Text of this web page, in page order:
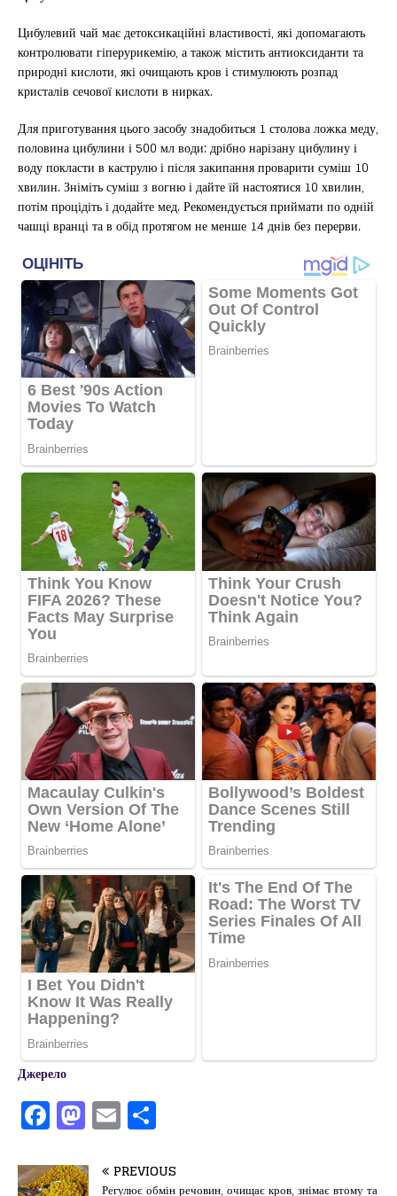
Цибулевий чай має детоксикаційні властивості, які допомагають
контролювати гіперурикемію, а також містить антиоксиданти та
природні кислоти, які очищають кров і стимулюють розпад
кристалів сечової кислоти в нирках.
Для приготування цього засобу знадобиться 1 столова ложка меду,
половина цибулини і 500 мл води: дрібно нарізану цибулину і
воду покласти в каструлю і після закипання проварити суміш 10
хвилин. Зніміть суміш з вогню і дайте їй настоятися 10 хвилин,
потім процідіть і додайте мед. Рекомендується приймати по одній
чашці вранці та в обід протягом не менше 14 днів без перерви.
Джерело
F
a
c
M
a
st
E
m
aiіл
PREVIOUS
Регулює обмін речовин, очищає кров, знімає втому та